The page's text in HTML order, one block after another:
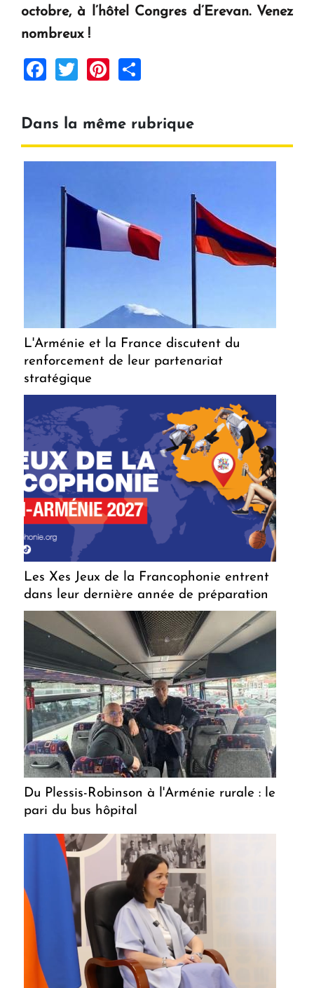
octobre, à l’hôtel Congres d’Erevan. Venez
nombreux !
Facebook
TwitterPinterest
Dans la même rubrique
L'Arménie et la France discutent du
renforcement de leur partenariat
stratégique
Les Xes Jeux de la Francophonie entrent
dans leur dernière année de préparation
Du Plessis-Robinson à l'Arménie rurale : le
pari du bus hôpital